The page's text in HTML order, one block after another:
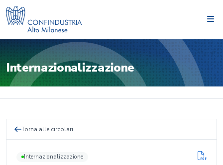
Internazionalizzazione
Torna alle circolari
Internazionalizzazione